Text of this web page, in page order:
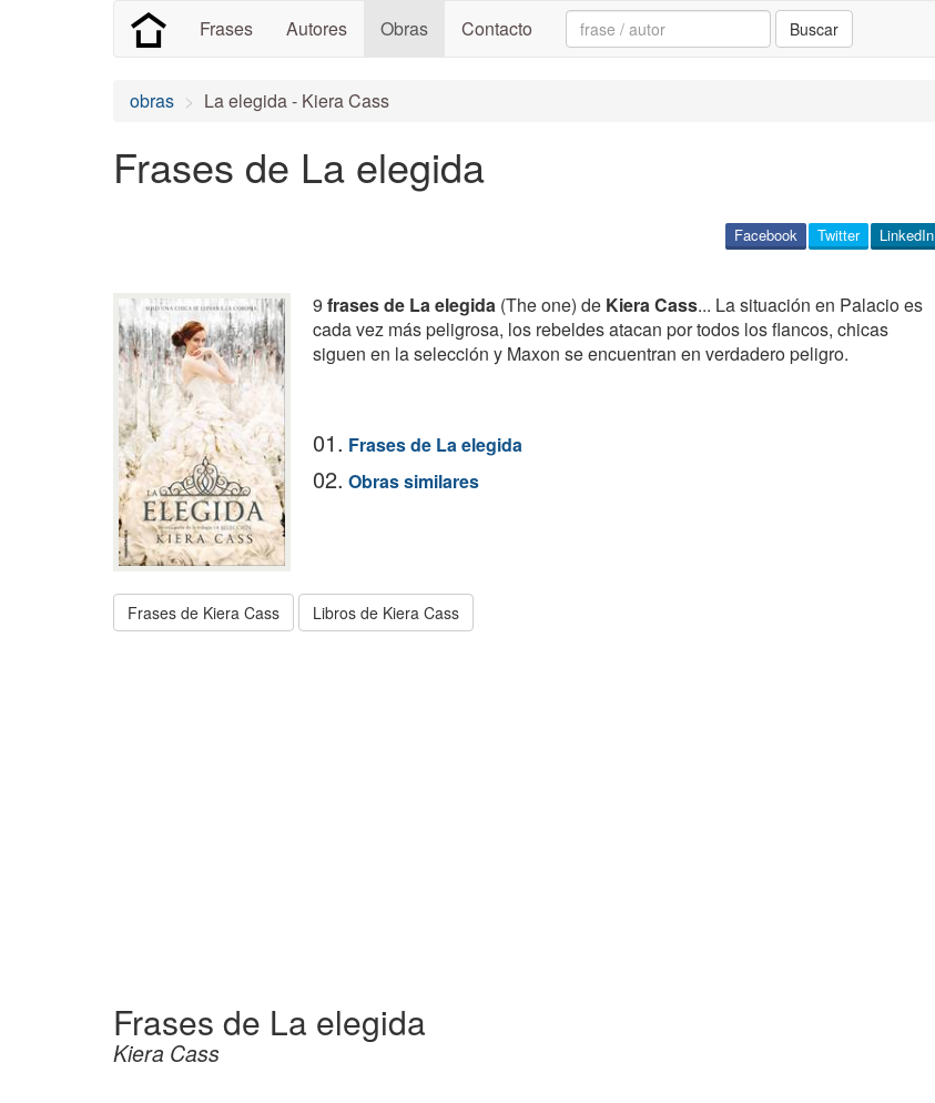
Frases Autores Obras Contacto Search: Buscar
obras La elegida - Kiera Cass
Frases de La elegida
LinkedIn
Twitter
Facebook
9 frases de La elegida (The one) de Kiera Cass... La situación en Palacio es
cada vez más peligrosa, los rebeldes atacan por todos los flancos, chicas
siguen en la selección y Maxon se encuentran en verdadero peligro.
01. Frases de La elegida
02. Obras similares
Frases de Kiera Cass Libros de Kiera Cass
Frases de La elegida
Kiera Cass